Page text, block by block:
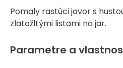
Pomaly rastúci javor s
zlatožltými listami na jar.
Parametre a